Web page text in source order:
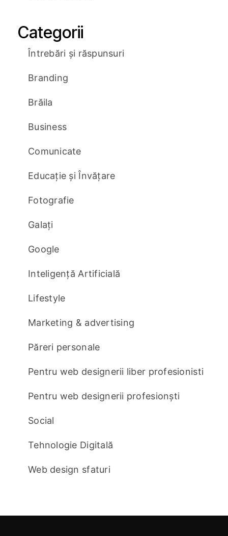
Categorii
Întrebări și răspunsuri
Branding
Brăila
Business
Comunicate
Educație și Învățare
Fotografie
Galați
Google
Inteligență Artificială
Lifestyle
Marketing & advertising
Păreri personale
Pentru web designerii liber profesionisti
Pentru web designerii profesionști
Social
Tehnologie Digitală
Web design sfaturi